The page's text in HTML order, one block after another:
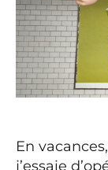
En
j’essaie